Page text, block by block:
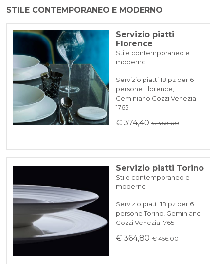
BONIFICO BANCARIO
Pagamento in 3 rate senza interessi per ordini superiori a 35 €
REINDIRIZZAMENTI BANCARI
11 fortchette tavola
11 coltelli tavola
11 cucchiaini
Acciaio inossidabile 18/10 con finitura PVD
che conferisce elevata resistenza
Inalterabile in lavastoviglie
con corriere espresso BRT
STILE CONTEMPORANEO E MODERNO
Servizio piatti
Florence
Stile contemporaneo e
moderno
Servizio piatti 18 pz per 6
persone Florence,
Geminiano Cozzi Venezia
1765
€ 374,40 € 468.00
Servizio piatti Torino
Stile contemporaneo e
moderno
Servizio piatti 18 pz per 6
persone Torino, Geminiano
Cozzi Venezia 1765
€ 364,80 € 456.00